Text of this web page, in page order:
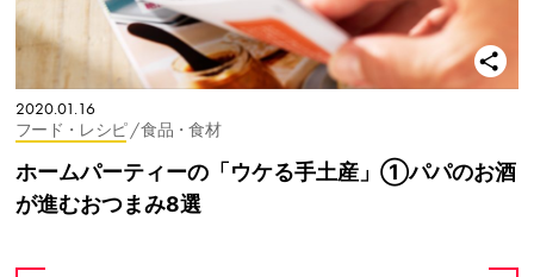
2020.01.16
フード・レシピ / 食品・食材
ホームパーティーの「ウケる手土産」①パパのお酒
が進むおつまみ8選